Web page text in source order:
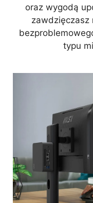
oraz wygodą
zawdzięczasz
typu